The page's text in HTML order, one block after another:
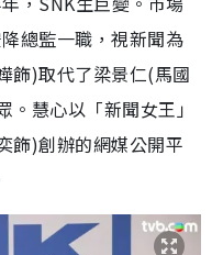
總監一職，視新聞為
飾)取代了梁景仁(馬國
慧心以「新聞女王」
飾)創辦的網媒公開平